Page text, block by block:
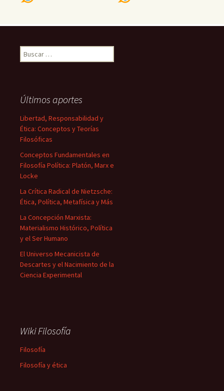
Buscar:
Últimos aportes
Libertad, Responsabilidad y
Ética: Conceptos y Teorías
Filosóficas
Conceptos Fundamentales en
Filosofía Política: Platón, Marx e
Locke
La Crítica Radical de Nietzsche:
Ética, Política, Metafísica y Más
La Concepción Marxista:
Materialismo Histórico, Política
y el Ser Humano
El Universo Mecanicista de
Descartes y el Nacimiento de la
Ciencia Experimental
Wiki Filosofía
Filosofía
Filosofía y ética